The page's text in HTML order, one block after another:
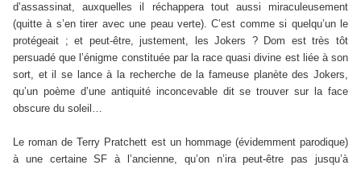
d’assassinat, auxquelles il réchappera tout aussi miraculeusement
(quitte à s’en tirer avec une peau verte). C’est comme si quelqu’un le
protégeait ; et peut-être, justement, les Jokers ? Dom est très tôt
persuadé que l’énigme constituée par la race quasi divine est liée à son
sort, et il se lance à la recherche de la fameuse planète des Jokers,
qu’un poème d’une antiquité inconcevable dit se trouver sur la face
obscure du soleil…
Le roman de Terry Pratchett est un hommage (évidemment parodique)
à une certaine SF à l’ancienne, qu’on n’ira peut-être pas jusqu’à